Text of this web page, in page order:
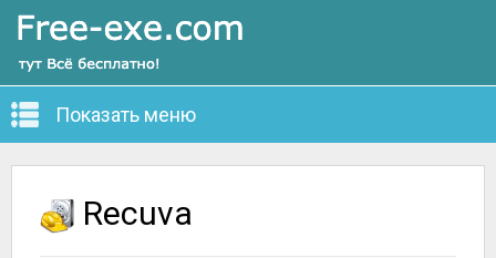
Показать меню
Recuva